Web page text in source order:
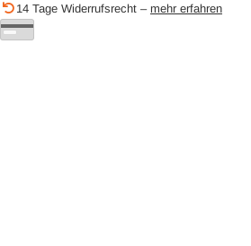
wird
zum
14 Tage Widerrufsrecht – mehr erfahren